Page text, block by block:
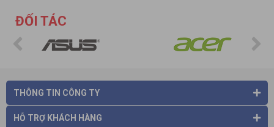
Máy hàn quehoạt động dựa trên nguyên lý hàn điện nóng
Máy hàn que hay còn gọi là máy hàn hồ quang tay, vì trong
quá trình thực hiện, các thao tác hàn đều được người thợ hàn
thực hiện bằng tay. Vật liệu hàn chủ yếu là inox, sắt, thép
mỏng. Không nên hàn đối với vật liệu là kim loại màu.
ĐỐI TÁC
THÔNG TIN CÔNG TY
HỖ TRỢ KHÁCH HÀNG